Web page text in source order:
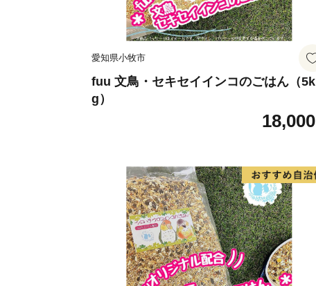
愛知県小牧市
fuu 文鳥・セキセイインコのごはん（5k
g）
18,000